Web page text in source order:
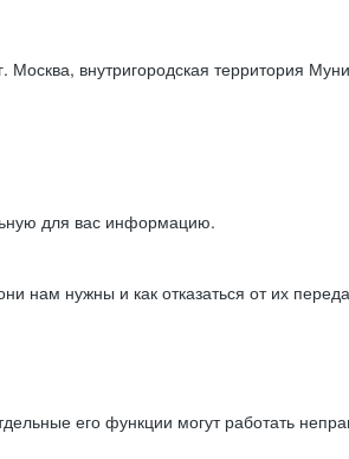
внутригородская территория
для вас информацию.
нам нужны и как отказаться от их
его функции могут работать